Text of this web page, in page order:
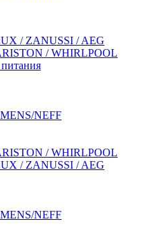
/ ZANUSSI / AEG
/ WHIRLPOOL
NEFF
/ WHIRLPOOL
/ ZANUSSI / AEG
NEFF